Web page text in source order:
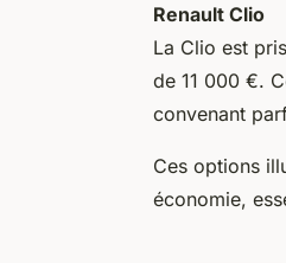
Renault Clio
La Clio est
de 11 000 €.
convenant
Ces options
économie,